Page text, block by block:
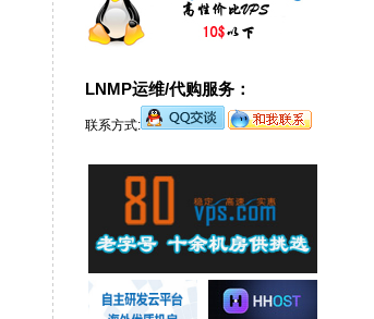
LNMP运维/代购服务：
联系方式: